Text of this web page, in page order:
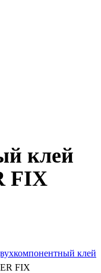
клей
FIX
клей
FIX